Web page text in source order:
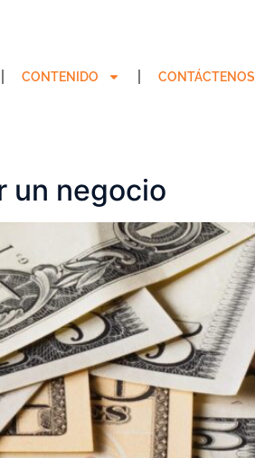
CONTENIDO CONTÁCTENOS
un negocio